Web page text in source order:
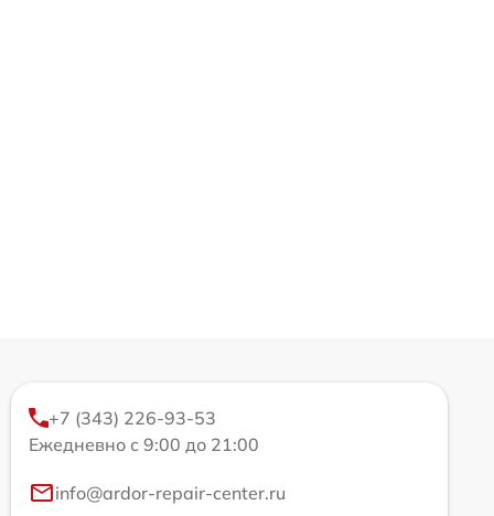
+7 (343) 226-93-53
Ежедневно с 9:00 до 21:00
info@ardor-repair-center.ru